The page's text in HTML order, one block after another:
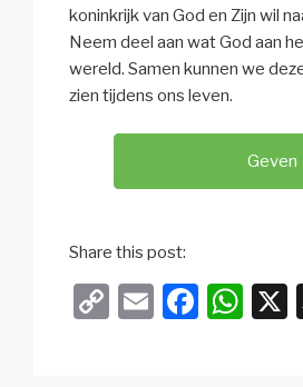
koninkrijk van God en Zijn wil
Neem deel aan wat God aan
wereld. Samen kunnen we
zien tijdens ons leven.
Geven
Share this post:
C
E
F
W